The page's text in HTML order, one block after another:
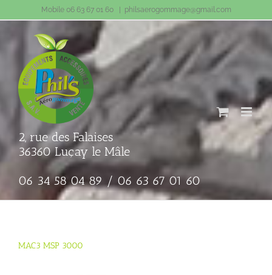
au
Mobile 06 63 67 01 60 philsaerogommage@gmail.com
2, rue des Falaises
36360 Luçay le Mâle
06 34 58 04 89 / 06 63 67 01 60
MAC3 MSP 3000